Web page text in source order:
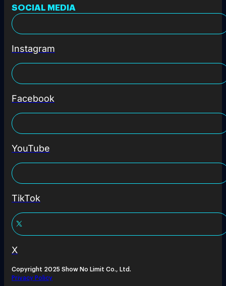
SOCIAL MEDIA
Instagram
Facebook
YouTube
TikTok
X
Copyright 2025 Show No Limit Co., Ltd.
Privacy Policy